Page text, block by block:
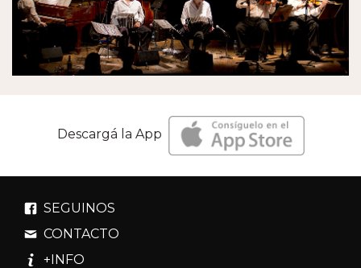
Descargá la App
SEGUINOS
CONTACTO
+INFO